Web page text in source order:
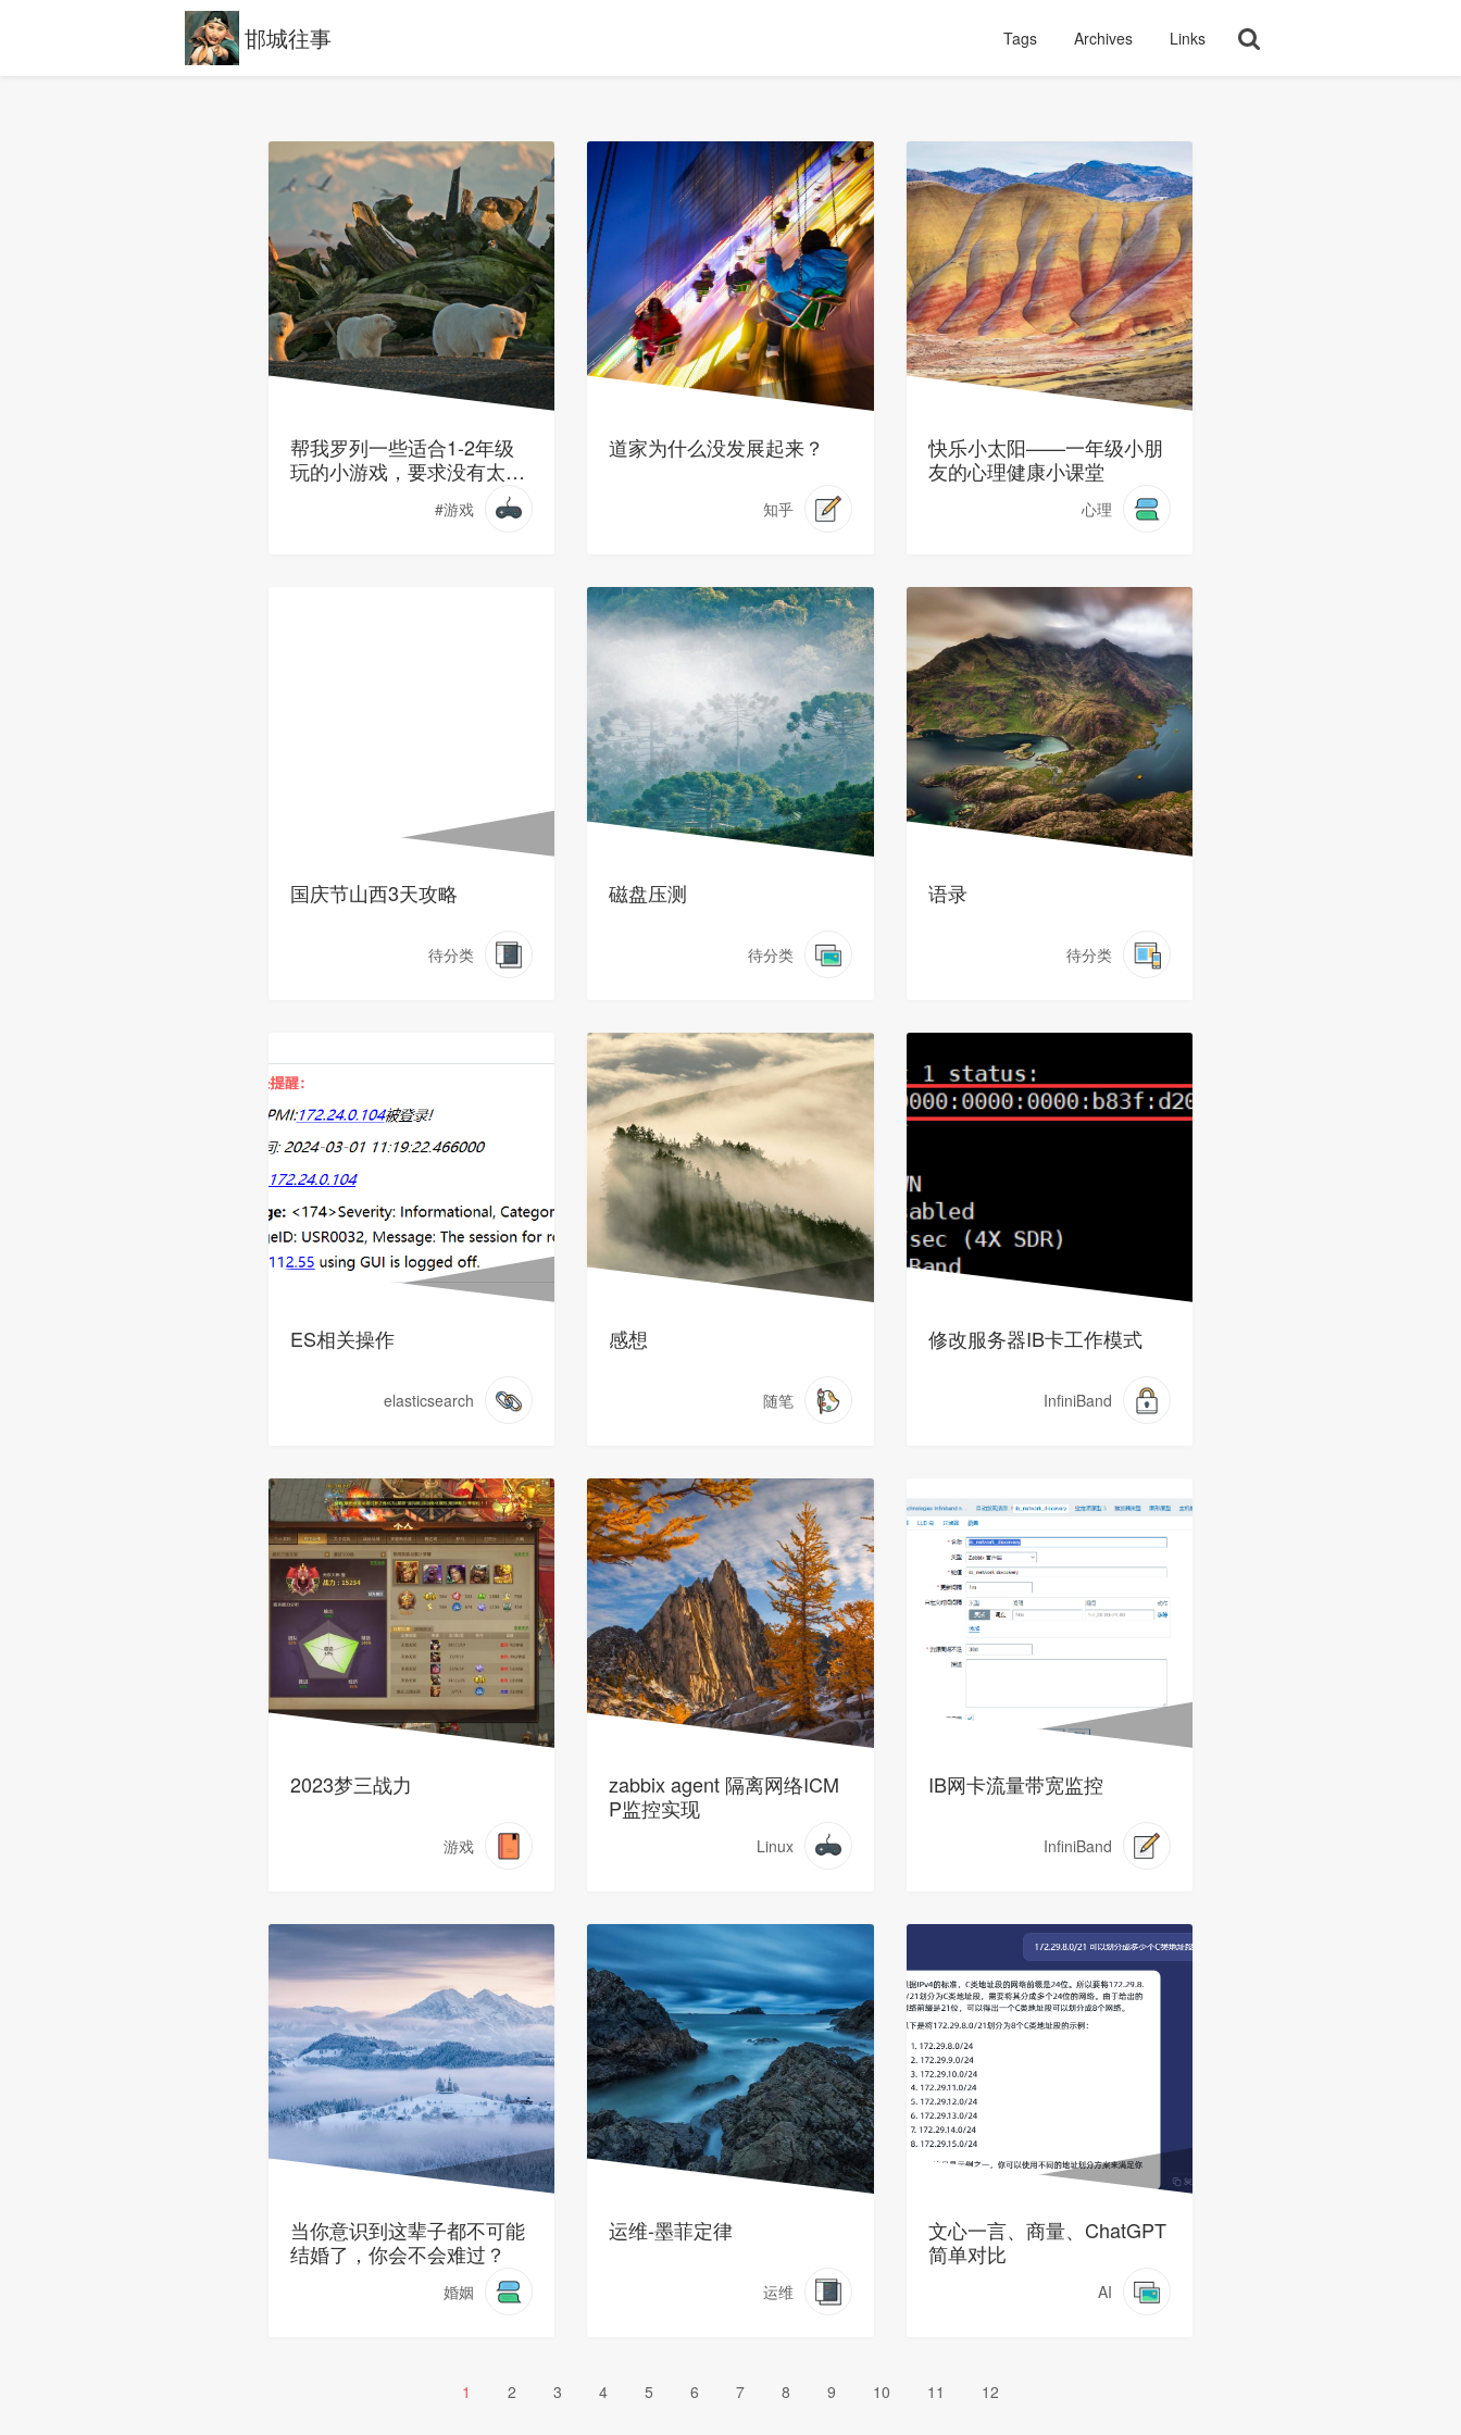
邯城往事 Tags Archives Links
帮我罗列一些适合1-2年级
玩的小游戏，要求没有太多
#游戏
道家为什么没发展起来？
知乎
快乐小太阳——一年级小朋
友的心理健康小课堂
心理
国庆节山西3天攻略
待分类
磁盘压测
待分类
语录
待分类
ES相关操作
elasticsearch
感想
随笔
修改服务器IB卡工作模式
InfiniBand
2023梦三战力
游戏
zabbix agent 隔离网络ICM
P监控实现
Linux
IB网卡流量带宽监控
InfiniBand
当你意识到这辈子都不可能
结婚了，你会不会难过？
婚姻
运维-墨菲定律
运维
文心一言、商量、ChatGPT
简单对比
AI
1 2 3 4 5 6 7 8 9 10 11 12